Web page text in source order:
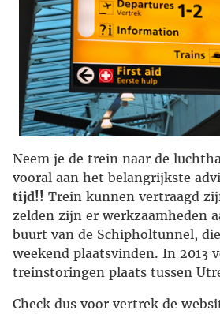
Neem je de trein naar de
vooral aan het belangrijkste
tijd!! Trein kunnen vertraagd
zelden zijn er werkzaamheden
buurt van de Schipholtunnel,
weekend plaatsvinden. In 2013
treinstoringen plaats tussen
Check dus voor vertrek de